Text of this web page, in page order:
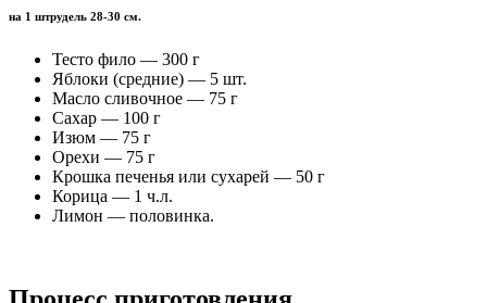
на 1 штрудель 28-30 см.
Тесто фило — 300 г
Яблоки (средние) — 5 шт.
Масло сливочное — 75 г
Сахар — 100 г
Изюм — 75 г
Орехи — 75 г
Крошка печенья или сухарей — 50 г
Корица — 1 ч.л.
Лимон — половинка.